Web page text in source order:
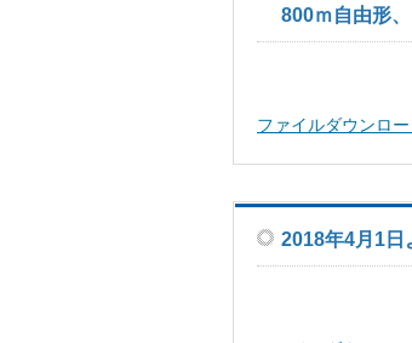
800ｍ自由形
ファイルダウンロー
2018年4月1日